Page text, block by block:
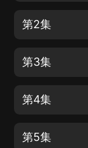
第2集
第3集
第4集
第5集